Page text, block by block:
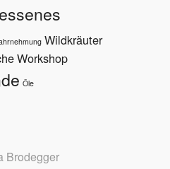
Wildkräuter
Workshop
Öle
Brodegger